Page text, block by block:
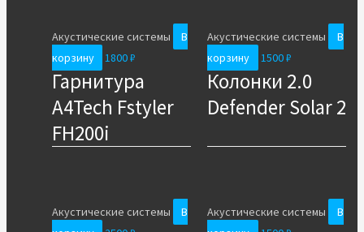
Акустические системы
В
корзину
1800₽
Гарнитура
A4Tech Fstyler
FH200i
Акустические системы
В
корзину
1500₽
Колонки 2.0
Defender Solar 2
Акустические системы
В
Акустические системы
В